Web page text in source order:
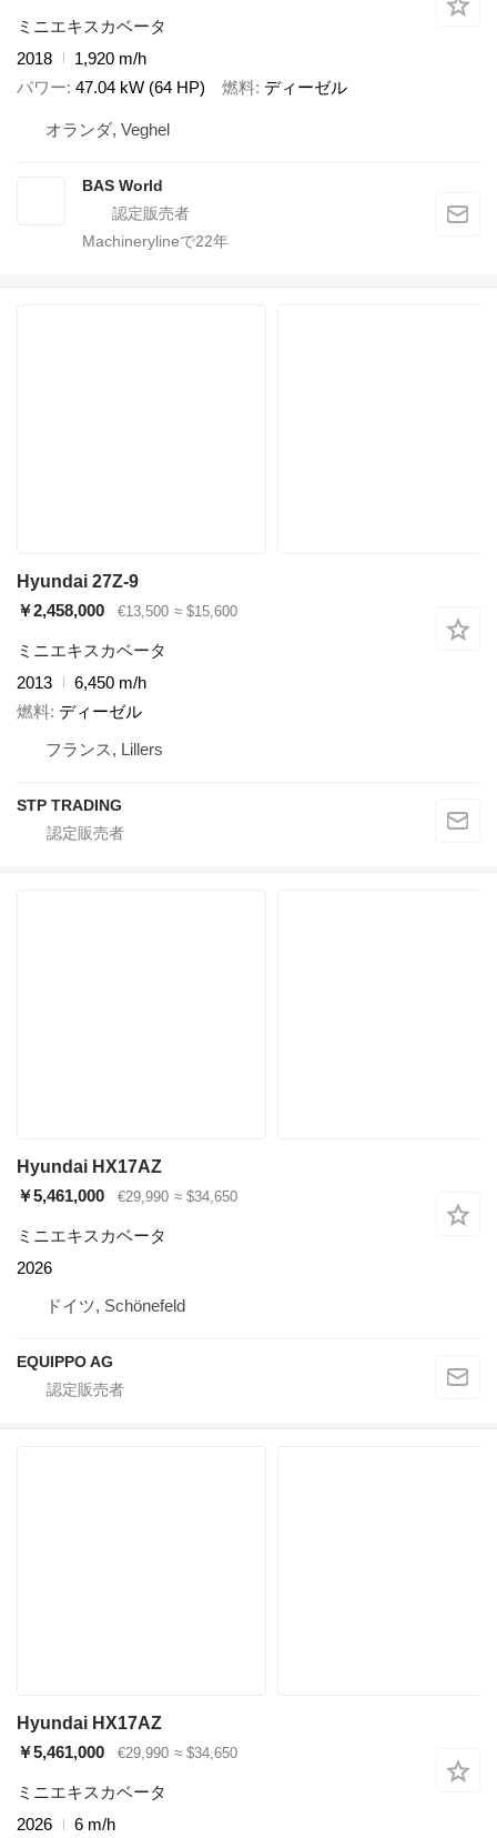
ミニエキスカベータ
2018
1,920 m/h
パワー 47.04 kW (64 HP) 燃料 ディーゼル
オランダ, Veghel
BAS World
Machinerylineで22年
Hyundai 27Z-9
￥2,458,000
€13,500 ≈ $15,600
ミニエキスカベータ
2013
6,450 m/h
燃料 ディーゼル
フランス, Lillers
STP TRADING
Hyundai HX17AZ
￥5,461,000
€29,990 ≈ $34,650
ミニエキスカベータ
2026
ドイツ, Schönefeld
EQUIPPO AG
Hyundai HX17AZ
￥5,461,000
€29,990 ≈ $34,650
ミニエキスカベータ
2026
6 m/h